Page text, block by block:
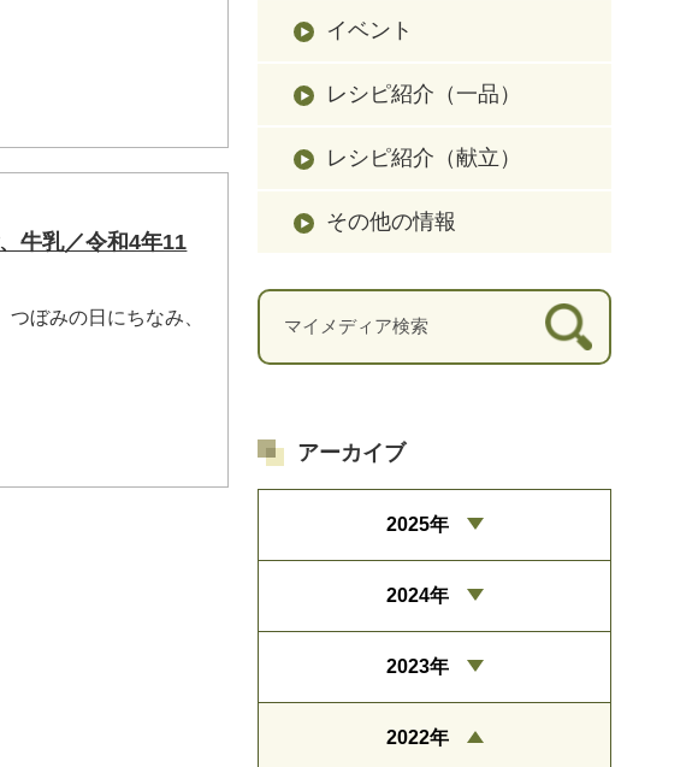
牛乳／令和4年11
ぼみの日にちなみ、
イベント
レシピ紹介（一品）
レシピ紹介（献立）
その他の情報
アーカイブ
2025年
2024年
2023年
2022年